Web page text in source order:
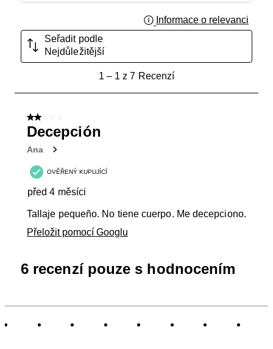
Informace o relevanci
Seřadit podle
Nejdůležitější
Recenzí.
1– 1 z 7 Recenzí
2 z 5 hvězdiček.
Decepción
Ana
OVĚŘENÝ KUPUJÍCÍ
před 4 měsíci
Tallaje pequeño. No tiene cuerpo. Me decepciono.
Přeložit pomocí Googlu
6 recenzí pouze s hodnocením